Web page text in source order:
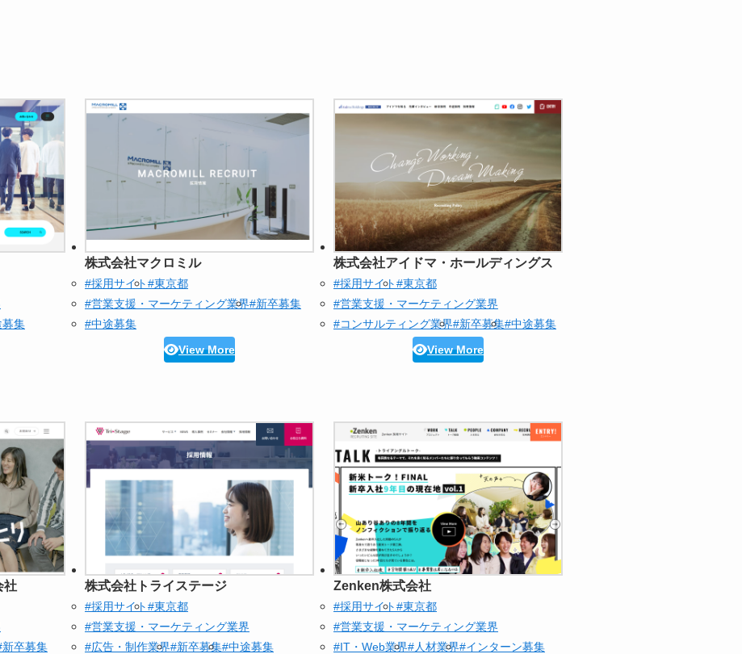
募集
株式会社マクロミル
#採用サイト#東京都
#営業支援・マーケティング業界#新卒募集
#中途募集
View More
株式会社アイドマ・ホールディングス
#採用サイト#東京都
#営業支援・マーケティング業界
#コンサルティング業界#新卒募集#中途募集
View More
社
新卒募集
株式会社トライステージ
#採用サイト#東京都
#営業支援・マーケティング業界
#広告・制作業界#新卒募集#中途募集
Zenken株式会社
#採用サイト#東京都
#営業支援・マーケティング業界
#IT・Web業界#人材業界#インターン募集